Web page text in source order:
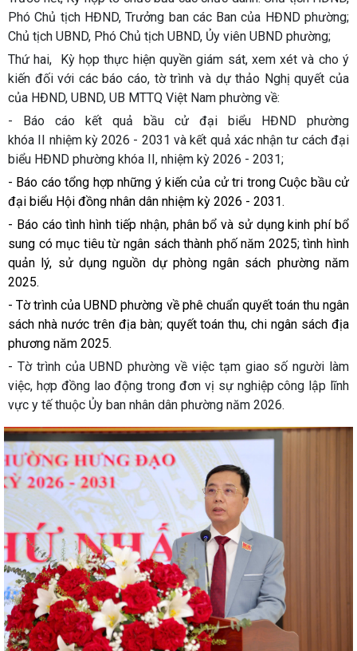
Phó Chủ tịch HĐND, Trưởng ban các Ban của HĐND phường;
Chủ tịch UBND, Phó Chủ tịch UBND, Ủy viên UBND phường;
Thứ hai, Kỳ họp thực hiện quyền giám sát, xem xét và cho ý
kiến đối với các báo cáo, tờ trình và dự thảo Nghị quyết của
của HĐND, UBND, UB MTTQ Việt Nam phường về:
- Báo cáo kết quả bầu cử đại biểu HĐND phường
khóa II nhiệm kỳ 2026 - 2031 và kết quả xác nhận tư cách đại
biểu HĐND phường khóa II, nhiệm kỳ 2026 - 2031;
- Báo cáo tổng hợp những ý kiến của cử tri trong Cuộc bầu cử
đại biểu Hội đồng nhân dân nhiệm kỳ 2026 - 2031.
- Báo cáo tình hình tiếp nhận, phân bổ và sử dụng kinh phí bổ
sung có mục tiêu từ ngân sách thành phố năm 2025; tình hình
quản lý, sử dụng nguồn dự phòng ngân sách phường năm
2025.
- Tờ trình của UBND phường về phê chuẩn quyết toán thu ngân
sách nhà nước trên địa bàn; quyết toán thu, chi ngân sách địa
phương năm 2025.
- Tờ trình của UBND phường về việc tạm giao số người làm
việc, hợp đồng lao động trong đơn vị sự nghiệp công lập lĩnh
vực y tế thuộc Ủy ban nhân dân phường năm 2026.